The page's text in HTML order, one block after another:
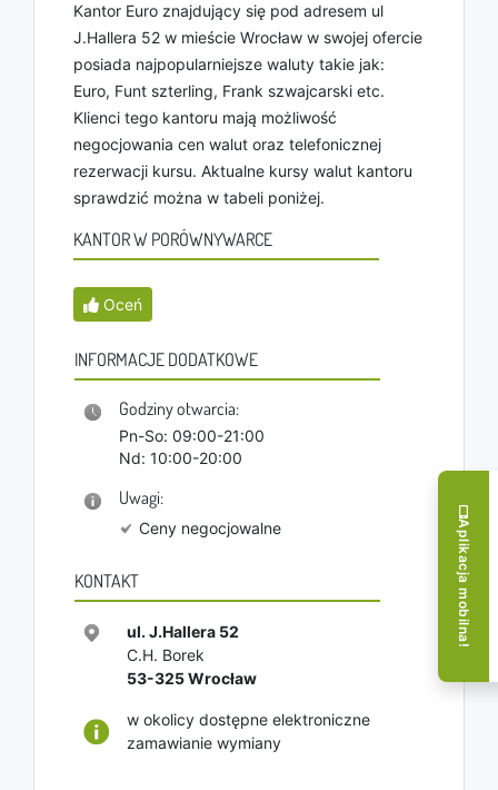
Kantor Euro znajdujący się pod adresem ul
J.Hallera 52 w mieście Wrocław w swojej ofercie
posiada najpopularniejsze waluty takie jak:
Euro, Funt szterling, Frank szwajcarski etc.
Klienci tego kantoru mają możliwość
negocjowania cen walut oraz telefonicznej
rezerwacji kursu. Aktualne kursy walut kantoru
sprawdzić można w tabeli poniżej.
KANTOR W PORÓWNYWARCE
Oceń
INFORMACJE DODATKOWE
Godziny otwarcia:
Pn-So: 09:00-21:00
Nd: 10:00-20:00
Uwagi:
Ceny negocjowalne
KONTAKT
ul. J.Hallera 52
C.H. Borek
53-325Wrocław
w okolicy dostępne elektroniczne
zamawianie wymiany
Aplikacja mobilna!